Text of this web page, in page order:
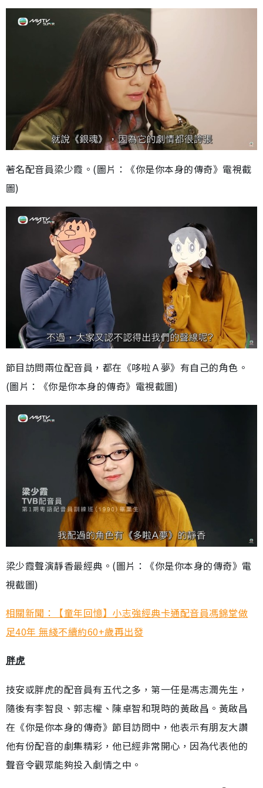
著名配音員梁少霞。(圖片：《你是你本身的傳奇》電視截
圖)
節目訪問兩位配音員，都在《哆啦Ａ夢》有自己的角色。
(圖片：《你是你本身的傳奇》電視截圖)
梁少霞聲演靜香最經典。(圖片：《你是你本身的傳奇》電
視截圖)
相關新聞：【童年回憶】小志強經典卡通配音員馮錦堂做
足40年 無綫不續約60+歲再出發
胖虎
技安或胖虎的配音員有五代之多，第一任是馮志潤先生，
隨後有李智良、郭志權、陳卓智和現時的黃啟昌。黃啟昌
在《你是你本身的傳奇》節目訪問中，他表示有朋友大讚
他有份配音的劇集精彩，他已經非常開心，因為代表他的
聲音令觀眾能夠投入劇情之中。